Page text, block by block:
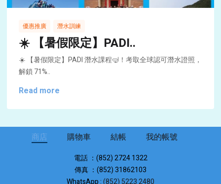
優惠推廣 潛水訓練
☀️ 【暑假限定】PADI..
☀️ 【暑假限定】PADI 潛水課程🤿！考取全球認可潛水證照，
解鎖 71%..
Read more
商店 購物車 結帳 我的帳號
電話 ：(852) 2724 1322
傳真 ：(852) 31862103